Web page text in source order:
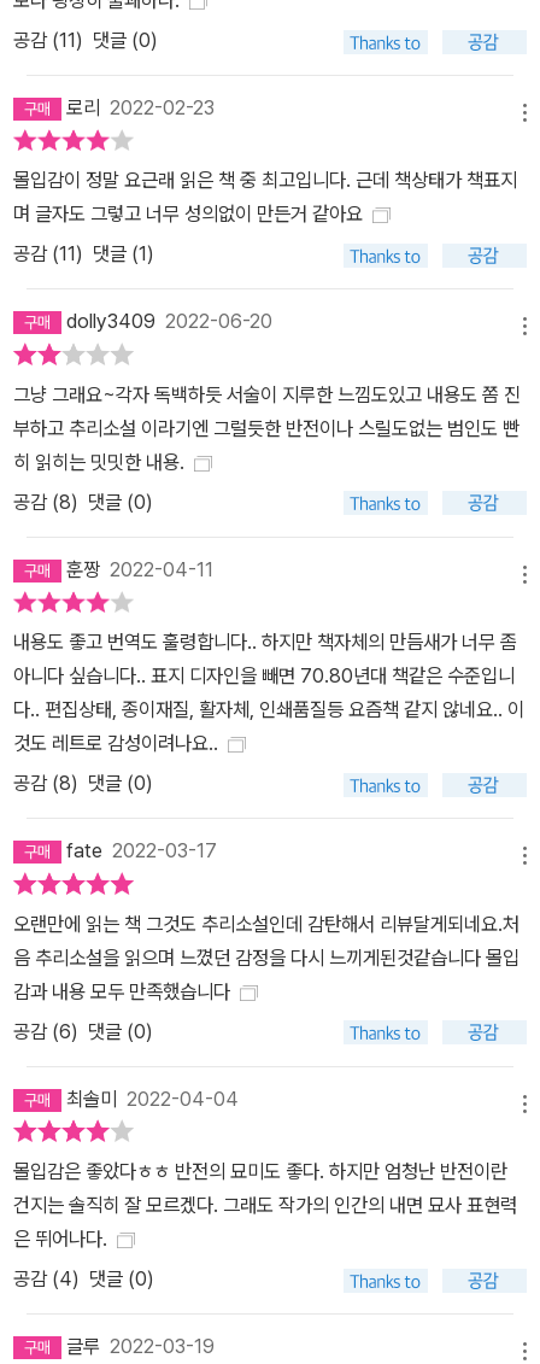
공감 (11) 댓글 (0)
로리 2022-02-23
몰입감이 정말 요근래 읽은 책 중 최고입니다. 근데 책상태가 책표지
며 글자도 그렇고 너무 성의없이 만든거 같아요
공감 (11) 댓글 (1)
dolly3409 2022-06-20
그냥 그래요~각자 독백하듯 서술이 지루한 느낌도있고 내용도 쫌 진
부하고 추리소설 이라기엔 그럴듯한 반전이나 스릴도없는 범인도 빤
히 읽히는 밋밋한 내용.
공감 (8) 댓글 (0)
훈짱 2022-04-11
내용도 좋고 번역도 훌령합니다.. 하지만 책자체의 만듬새가 너무 좀
아니다 싶습니다.. 표지 디자인을 빼면 70.80년대 책같은 수준입니
다.. 편집상태, 종이재질, 활자체, 인쇄품질등 요즘책 같지 않네요.. 이
것도 레트로 감성이려나요..
공감 (8) 댓글 (0)
fate 2022-03-17
오랜만에 읽는 책 그것도 추리소설인데 감탄해서 리뷰달게되네요.처
음 추리소설을 읽으며 느꼈던 감정을 다시 느끼게된것같습니다 몰입
감과 내용 모두 만족했습니다
공감 (6) 댓글 (0)
최솔미 2022-04-04
몰입감은 좋았다ㅎㅎ 반전의 묘미도 좋다. 하지만 엄청난 반전이란
건지는 솔직히 잘 모르겠다. 그래도 작가의 인간의 내면 묘사 표현력
은 뛰어나다.
공감 (4) 댓글 (0)
글루 2022-03-19